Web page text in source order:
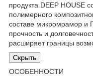
продукта DEEP HOUSE
полимерного
составе микромрамор и
прочность и
расширяет границы
Скрыть
ОСОБЕННОСТИ